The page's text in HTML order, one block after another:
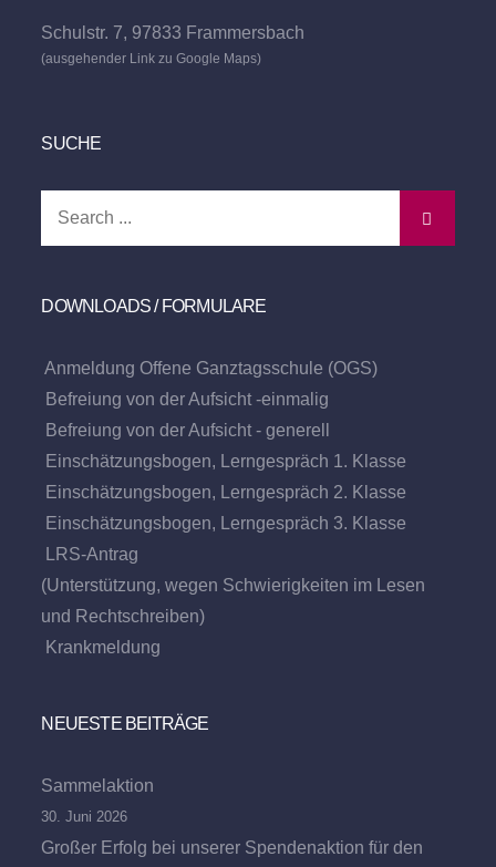
Schulstr. 7, 97833 Frammersbach
(ausgehender Link zu Google Maps)
SUCHE
DOWNLOADS / FORMULARE
Anmeldung Offene Ganztagsschule (OGS)
Befreiung von der Aufsicht -einmalig
Befreiung von der Aufsicht - generell
Einschätzungsbogen, Lerngespräch 1. Klasse
Einschätzungsbogen, Lerngespräch 2. Klasse
Einschätzungsbogen, Lerngespräch 3. Klasse
LRS-Antrag
(Unterstützung, wegen Schwierigkeiten im Lesen
und Rechtschreiben)
Krankmeldung
NEUESTE BEITRÄGE
Sammelaktion
30. Juni 2026
Großer Erfolg bei unserer Spendenaktion für den